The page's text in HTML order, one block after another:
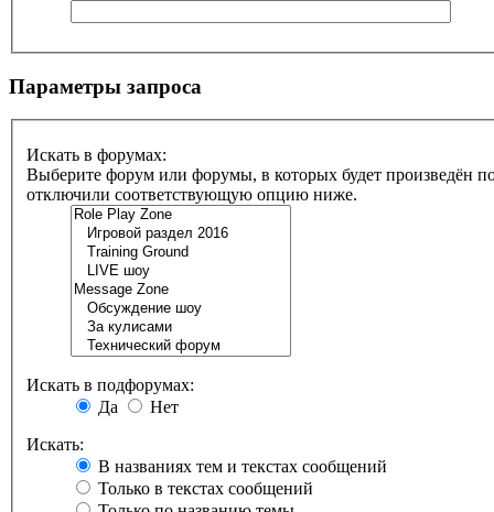
Параметры запроса
Искать в форумах:
Выберите форум или форумы, в которых будет произведён
отключили соответствующую опцию ниже.
Искать в подфорумах:
Да
Нет
Искать:
В названиях тем и текстах сообщений
Только в текстах сообщений